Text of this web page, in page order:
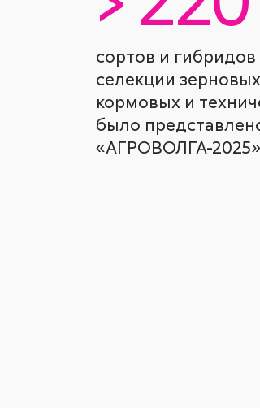
сортов и
селекции
кормовых и
было
«АГРОВОЛГА-